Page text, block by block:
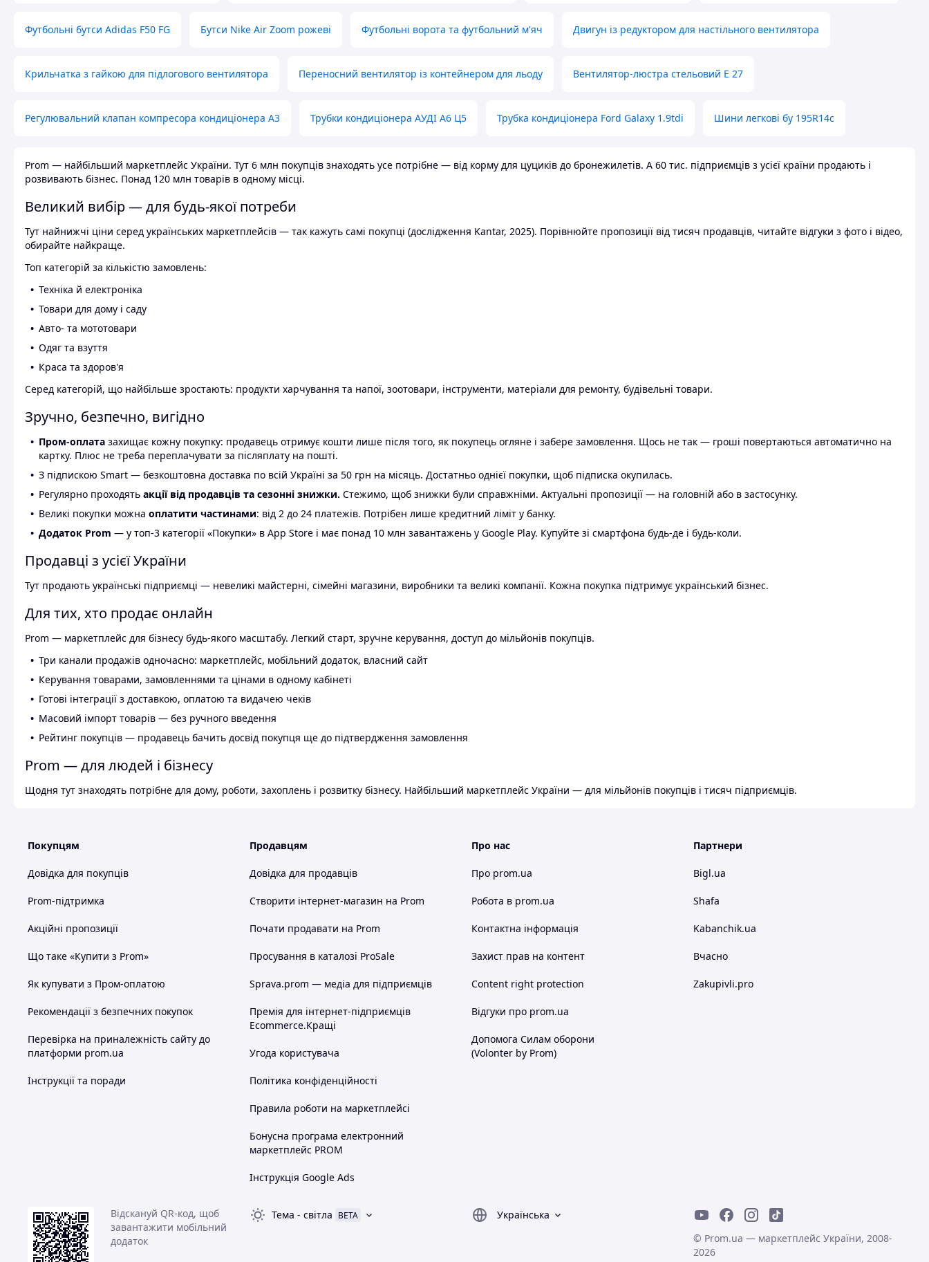
Футбольні бутси Adidas F50 FG Бутси Nike Air Zoom рожеві Футбольні ворота та футбольний м'яч Двигун із редуктором для настільного вентилятора
Крильчатка з гайкою для підлогового вентилятора Переносний вентилятор із контейнером для льоду Вентилятор-люстра стельовий E 27
Регулювальний клапан компресора кондиціонера А3 Трубки кондиціонера АУДІ А6 Ц5 Трубка кондиціонера Ford Galaxy 1.9tdi Шини легкові бу 195R14c
Prom — найбільший маркетплейс України. Тут 6 млн покупців знаходять усе потрібне — від корму для цуциків до бронежилетів. А 60 тис. підприємців з усієї країни продають і
розвивають бізнес. Понад 120 млн товарів в одному місці.
Великий вибір — для будь-якої потреби
Тут найнижчі ціни серед українських маркетплейсів — так кажуть самі покупці (дослідження Kantar, 2025). Порівнюйте пропозиції від тисяч продавців, читайте відгуки з фото і відео,
обирайте найкраще.
Топ категорій за кількістю замовлень:
Техніка й електроніка
Товари для дому і саду
Авто- та мототовари
Одяг та взуття
Краса та здоров'я
Серед категорій, що найбільше зростають: продукти харчування та напої, зоотовари, інструменти, матеріали для ремонту, будівельні товари.
Зручно, безпечно, вигідно
Пром-оплата захищає кожну покупку: продавець отримує кошти лише після того, як покупець огляне і забере замовлення. Щось не так — гроші повертаються автоматично на
картку. Плюс не треба переплачувати за післяплату на пошті.
З підпискою Smart — безкоштовна доставка по всій Україні за 50 грн на місяць. Достатньо однієї покупки, щоб підписка окупилась.
Регулярно проходять акції від продавців та сезонні знижки. Стежимо, щоб знижки були справжніми. Актуальні пропозиції — на головній або в застосунку.
Великі покупки можна оплатити частинами: від 2 до 24 платежів. Потрібен лише кредитний ліміт у банку.
Додаток Prom — у топ-3 категорії «Покупки» в App Store і має понад 10 млн завантажень у Google Play. Купуйте зі смартфона будь-де і будь-коли.
Продавці з усієї України
Тут продають українські підприємці — невеликі майстерні, сімейні магазини, виробники та великі компанії. Кожна покупка підтримує український бізнес.
Для тих, хто продає онлайн
Prom — маркетплейс для бізнесу будь-якого масштабу. Легкий старт, зручне керування, доступ до мільйонів покупців.
Три канали продажів одночасно: маркетплейс, мобільний додаток, власний сайт
Керування товарами, замовленнями та цінами в одному кабінеті
Готові інтеграції з доставкою, оплатою та видачею чеків
Масовий імпорт товарів — без ручного введення
Рейтинг покупців — продавець бачить досвід покупця ще до підтвердження замовлення
Prom — для людей і бізнесу
Щодня тут знаходять потрібне для дому, роботи, захоплень і розвитку бізнесу. Найбільший маркетплейс України — для мільйонів покупців і тисяч підприємців.
Покупцям
Довідка для покупців
Prom-підтримка
Акційні пропозиції
Що таке «Купити з Prom»
Як купувати з Пром-оплатою
Рекомендації з безпечних покупок
Перевірка на приналежність сайту до
платформи prom.ua
Інструкції та поради
Продавцям
Довідка для продавців
Створити інтернет-магазин на Prom
Почати продавати на Prom
Просування в каталозі ProSale
Sprava.prom — медіа для підприємців
Премія для інтернет-підприємців
Ecommerce.Кращі
Угода користувача
Політика конфіденційності
Правила роботи на маркетплейсі
Бонусна програма електронний
маркетплейс PROM
Інструкція Google Ads
Про нас
Про prom.ua
Робота в prom.ua
Контактна інформація
Захист прав на контент
Content right protection
Відгуки про prom.ua
Допомога Силам оборони
(Volonter by Prom)
Партнери
Bigl.ua
Shafa
Kabanchik.ua
Вчасно
Zakupivli.pro
Відскануй QR-код, щоб
завантажити мобільний
додаток
Тема - світла BETA
Українська
© Prom.ua — маркетплейс України, 2008-
2026